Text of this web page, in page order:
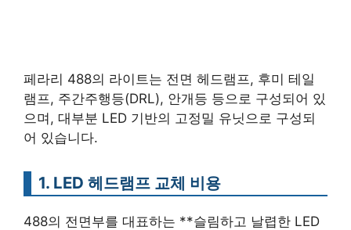
페라리 488의 라이트는 전면 헤드램프, 후미 테일
램프, 주간주행등(DRL), 안개등 등으로 구성되어 있
으며, 대부분 LED 기반의 고정밀 유닛으로 구성되
어 있습니다.
1. LED 헤드램프 교체 비용
488의 전면부를 대표하는 **슬림하고 날렵한 LED